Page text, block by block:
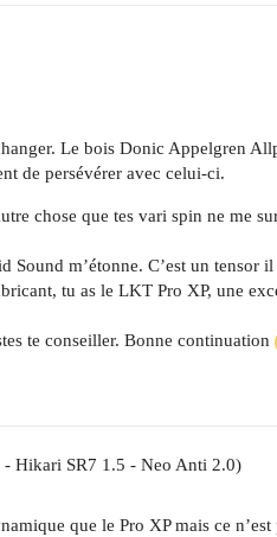
Le bois Donic Appelgren
de persévérer avec celui-ci.
chose que tes vari spin ne me
m’étonne. C’est un tensor
tu as le LKT Pro XP, une
te conseiller. Bonne continuation
Hikari SR7 1.5 - Neo Anti 2.0)
que le Pro XP mais ce